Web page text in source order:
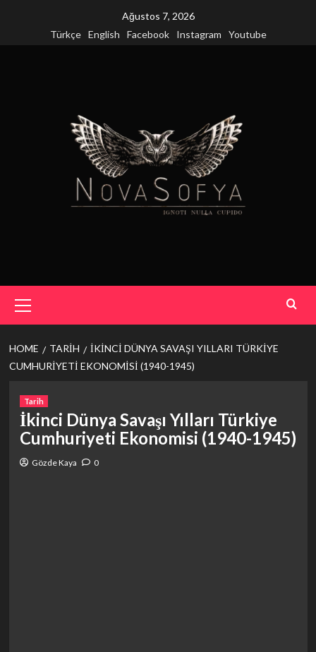
Ağustos 7, 2026
Türkçe
English Facebook Instagram Youtube
Menu
HOME TARIH
İKINCI DÜNYA SAVAŞI YILLARI TÜRKIYE
CUMHURIYETI EKONOMISI (1940-1945)
Tarih
İkinci Dünya Savaşı Yılları Türkiye
Cumhuriyeti Ekonomisi (1940-1945)
Gözde Kaya 0